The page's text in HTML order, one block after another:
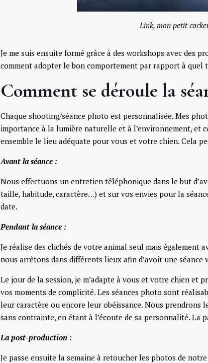
Link, mon petit
Je me suis ensuite formé grâce à des workshops avec des
comment adopter le bon comportement par rapport à quel
Comment se déroule la
Chaque shooting/séance photo est personnalisée. Mes
importance à la lumière naturelle et à l’environnement, et
ensemble le lieu adéquate pour vous et votre chien. Cela
Avant la séance :
Nous effectuons un entretien téléphonique dans le but
taille, habitude, caractère…) et sur vos envies pour la
date.
Pendant la séance :
Je réalise des clichés de votre animal seul mais également
nous arrêtons dans différents lieux afin d’avoir une séance
Le jour de la session, je m’adapte à vous et votre chien et
vos moments de complicité. Les séances photo sont
leur caractère ou encore leur obéissance. Nous
sans contrainte, en étant à l’écoute de sa personnalité. La
La post-production :
Je passe ensuite la semaine à retoucher les photos de